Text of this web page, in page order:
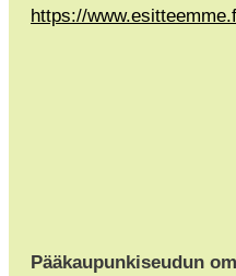
https://
Pääkaupunkiseudun